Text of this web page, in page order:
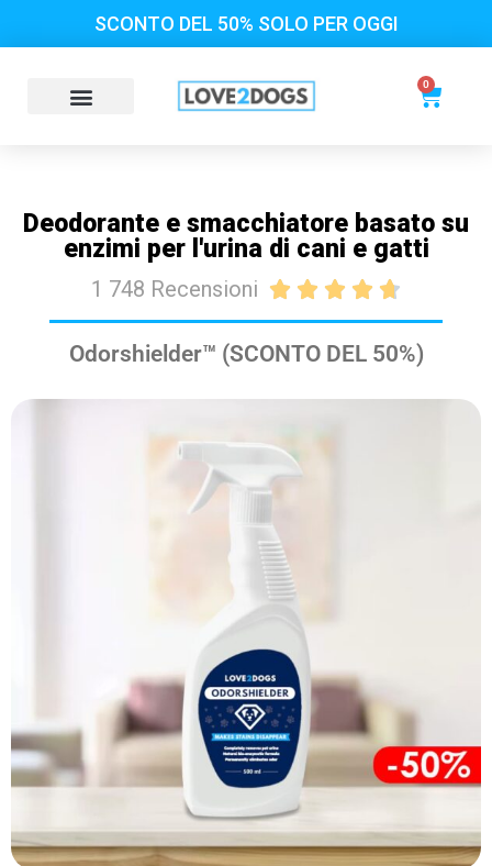
SCONTO DEL 50% SOLO PER OGGI
0
Deodorante e smacchiatore basato su
enzimi per l'urina di cani e gatti
1 748 Recensioni     
Odorshielder™ (SCONTO DEL 50%)